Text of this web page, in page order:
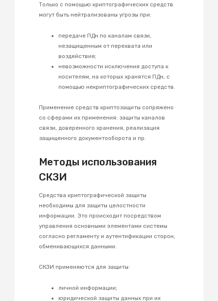
Только с помощью криптографических средств
могут быть нейтрализованы угрозы при:
передаче ПДн по каналам связи,
незащищенным от перехвата или
воздействия;
невозможности исключения доступа к
носителям, на которых хранятся ПДн, с
помощью некриптографических средств.
Применение средств криптозащиты сопряжено
со сферами их применения: защиты каналов
связи, доверенного хранения, реализация
защищенного документооборота и пр.
Методы использования
СКЗИ
Cредства криптографической защиты
необходимы для защиты целостности
информации. Это происходит посредством
управления основными элементами системы
согласно регламенту и аутентификации сторон,
обменивающихся данными.
СКЗИ применяются для защиты:
личной информации;
юридической защиты данных при их